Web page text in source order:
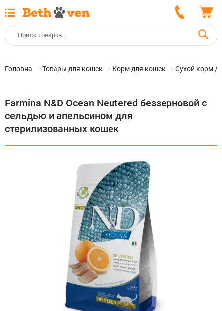
Головна Товары для кошек Корм для кошек Сухой корм
Farmina N&D Ocean Neutered беззерновой с
сельдью и апельсином для
стерилизованных кошек